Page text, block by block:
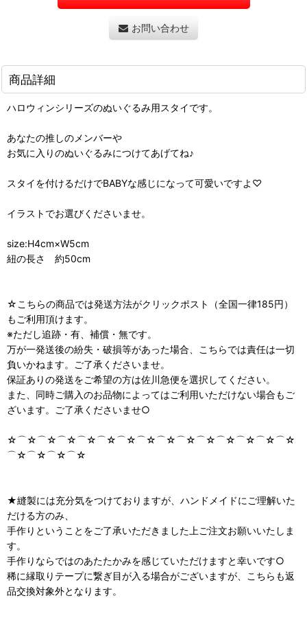
お問い合わせ
商品詳細
ハロウィンシリーズのぬいぐるみ用スタイです。
あなたの推しのメンバーや
お気に入りのぬいぐるみにつけてあげてね♪
スタイを付けるだけでBABYな感じになって可愛いですよ♡
イラストでお選びくださいませ。
size:H4cm×W5cm
紐の長さ 約50cm
☆こちらの商品では発送方法がクリックポスト（全国一律185円）
もご利用頂けます。
※ただし追跡・有、補償・無です。
万が一発送後の紛失・破損等があった場合、こちらでは責任は一切
負いかねます。ご了承くださいませ。
保証ありの発送をご希望の方は佐川急便を選択してください。
また、同時ご購入のお品物によってはご利用いただけない場合もご
ざいます。ご了承くださいませ○
☆⌒☆⌒☆⌒☆⌒☆⌒☆⌒☆⌒☆⌒☆⌒☆⌒☆⌒☆⌒☆⌒☆⌒☆
⌒☆⌒☆⌒☆⌒☆
★縫製には充分気をつけておりますが、ハンドメイドにご理解いた
だける方のみ、
手作りということをご了承いただきました上ご注文お願いいたしま
す。
手作りならではのあたたかみを感じていただけますと幸いです○
稀に縁取りテープに繋ぎ目が入る場合がございますが、こちらも返
品交換対象外となります。